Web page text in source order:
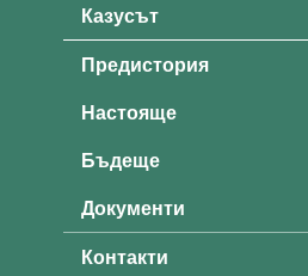
Казусът
Предистория
Настояще
Бъдеще
Документи
Контакти